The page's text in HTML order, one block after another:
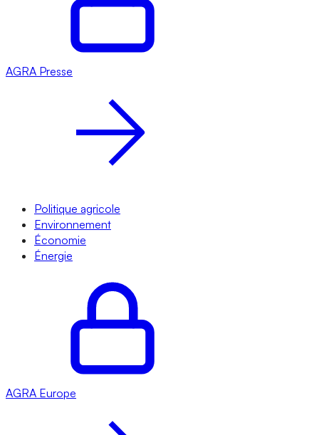
AGRA Presse
Politique agricole
Environnement
Économie
Énergie
AGRA Europe